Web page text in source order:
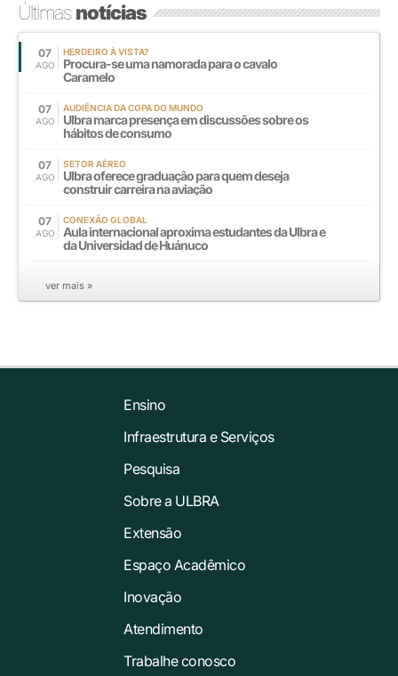
Últimasnotícias
07
AGO
HERDEIRO À VISTA?
Procura-se uma namorada para o cavalo
Caramelo
07
AGO
AUDIÊNCIA DA COPA DO MUNDO
Ulbra marca presença em discussões sobre os
hábitos de consumo
07
AGO
SETOR AÉREO
Ulbra oferece graduação para quem deseja
construir carreira na aviação
07
AGO
CONEXÃO GLOBAL
Aula internacional aproxima estudantes da Ulbra e
da Universidad de Huánuco
ver mais »
Ensino
Infraestrutura e Serviços
Pesquisa
Sobre a ULBRA
Extensão
Espaço Acadêmico
Inovação
Atendimento
Trabalhe conosco